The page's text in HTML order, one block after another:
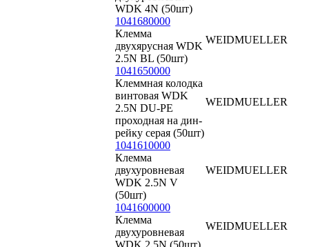
WDK 4N (50шт)
1041680000
Клемма
двухярусная WDK
2.5N BL (50шт)
WEIDMUELLER
1041650000
Клеммная колодка
винтовая WDK
2.5N DU-PE
проходная на дин-
рейку серая (50шт)
WEIDMUELLER
1041610000
Клемма
двухуровневая
WDK 2.5N V
(50шт)
WEIDMUELLER
1041600000
Клемма
двухуровневая
WDK 2.5N (50шт)
WEIDMUELLER